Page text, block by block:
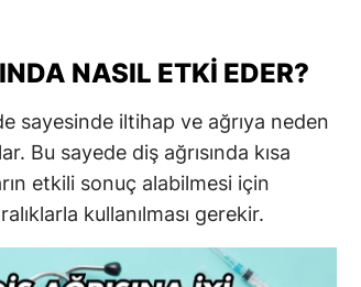
NASIL ETKI EDER?
sayesinde iltihap ve ağrıya neden
Bu sayede diş ağrısında kısa
etkili sonuç alabilmesi için
kullanılması gerekir.